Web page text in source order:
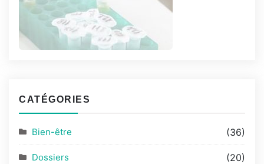
CATÉGORIES
Bien-être (36)
Dossiers (20)